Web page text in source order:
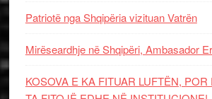
Patriotë nga Shqipëria vizituan Vatrën
Mirëseardhje në Shqipëri, Ambasador
KOSOVA E KA FITUAR LUFTËN,